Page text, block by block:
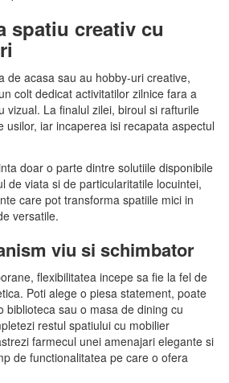
spatiu creativ cu
de acasa sau au hobby-uri creative,
colt dedicat activitatilor zilnice fara a
vizual. La finalul zilei, biroul si rafturile
usilor, iar incaperea isi recapata aspectul
doar o parte dintre solutiile disponibile
de viata si de particularitatile locuintei,
care pot transforma spatiile mici in
versatile.
viu si schimbator
flexibilitatea incepe sa fie la fel de
Poti alege o piesa statement, poate
biblioteca sau o masa de dining cu
restul spatiului cu mobilier
farmecul unei amenajari elegante si
de functionalitatea pe care o ofera